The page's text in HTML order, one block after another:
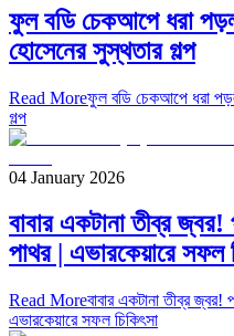
ফুল বডি চেকআপে ধরা
হোসেনের সুস্থতার গল্প
Read Moreফুল বডি চেকআপে ধরা
গল্প
04 January 2026
বাবার একটানা তীব্র জ্বর!
পাথর | এভারকেয়ারে সফল
Read Moreবাবার একটানা তীব্র জ্বর!
এভারকেয়ারে সফল চিকিৎসা